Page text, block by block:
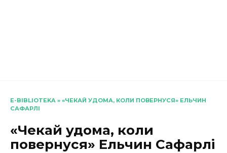
E-BIBLIOTEKA » «ЧЕКАЙ УДОМА, КОЛИ ПОВЕРНУСЯ» ЕЛЬЧИН
САФАРЛІ
«Чекай удома, коли
повернуся» Ельчин Сафарлі